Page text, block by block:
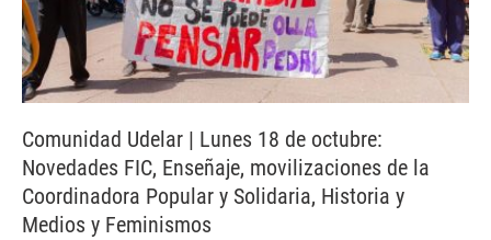
Comunidad Udelar | Lunes 18 de octubre:
Novedades FIC, Enseñaje, movilizaciones de la
Coordinadora Popular y Solidaria, Historia y
Medios y Feminismos